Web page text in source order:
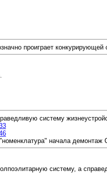
проиграет
систему
начала демонтаж
систему, а